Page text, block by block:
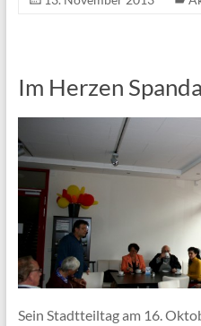
Im Herzen
Sein Stadtteiltag am 16.